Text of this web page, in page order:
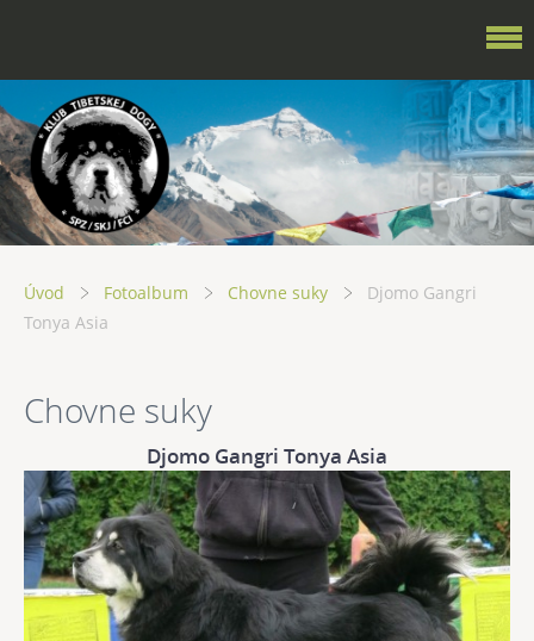
Úvod Fotoalbum Chovne suky
Djomo Gangri
Tonya Asia
Chovne suky
Djomo Gangri Tonya Asia